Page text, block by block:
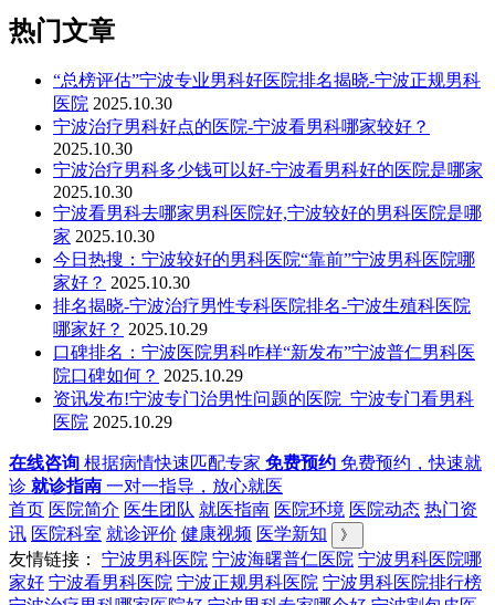
热门文章
“总榜评估”宁波专业男科好医院排名揭晓-宁波正规男科
医院 2025.10.30
宁波治疗男科好点的医院-宁波看男科哪家较好？
2025.10.30
宁波治疗男科多少钱可以好-宁波看男科好的医院是哪家
2025.10.30
宁波看男科去哪家男科医院好,宁波较好的男科医院是哪
家 2025.10.30
今日热搜：宁波较好的男科医院“靠前”宁波男科医院哪
家好？ 2025.10.30
排名揭晓-宁波治疗男性专科医院排名-宁波生殖科医院
哪家好？ 2025.10.29
口碑排名：宁波医院男科咋样“新发布”宁波普仁男科医
院口碑如何？ 2025.10.29
资讯发布!宁波专门治男性问题的医院_宁波专门看男科
医院 2025.10.29
在线咨询 根据病情快速匹配专家 免费预约 免费预约，快速就
诊 就诊指南 一对一指导，放心就医
首页 医院简介 医生团队 就医指南 医院环境 医院动态 热门资
讯 医院科室 就诊评价 健康视频 医学新知 》
友情链接： 宁波男科医院 宁波海曙普仁医院 宁波男科医院哪
家好 宁波看男科医院 宁波正规男科医院 宁波男科医院排行榜